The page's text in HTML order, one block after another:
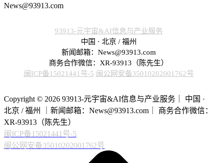
News@93913.com
93913-元宇宙&AI信息与产业服务
中国 · 北京 / 福州
新闻邮箱：News@93913.com
商务合作微信：XR-93913（陈先生）
闽ICP备15021441号-5 闽公网安备35010202001762号
Copyright © 2026 93913-元宇宙&AI信息与产业服务｜ 中国 ·
北京 / 福州 ｜新闻邮箱：News@93913.com｜ 商务合作微信：
XR-93913（陈先生）
闽ICP备15021441号-5
闽公网安备35010202001762号